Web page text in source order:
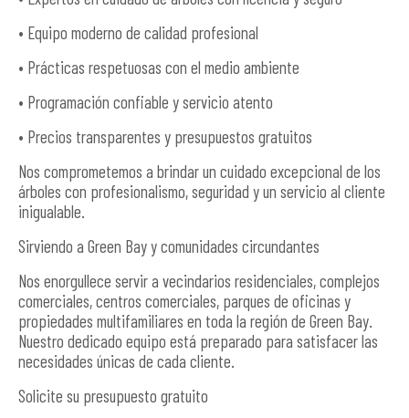
• Equipo moderno de calidad profesional
• Prácticas respetuosas con el medio ambiente
• Programación confiable y servicio atento
• Precios transparentes y presupuestos gratuitos
Nos comprometemos a brindar un cuidado excepcional de los
árboles con profesionalismo, seguridad y un servicio al cliente
inigualable.
Sirviendo a Green Bay y comunidades circundantes
Nos enorgullece servir a vecindarios residenciales, complejos
comerciales, centros comerciales, parques de oficinas y
propiedades multifamiliares en toda la región de Green Bay.
Nuestro dedicado equipo está preparado para satisfacer las
necesidades únicas de cada cliente.
Solicite su presupuesto gratuito